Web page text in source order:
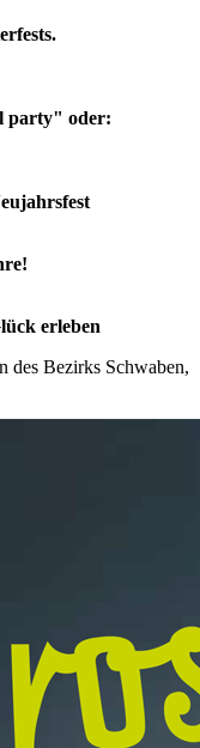
party" oder:
erleben
des Bezirks Schwaben,